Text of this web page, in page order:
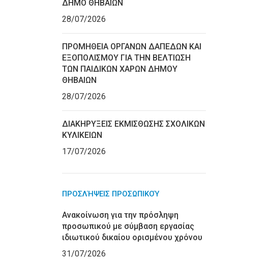
ΔΗΜΟ ΘΗΒΑΙΩΝ
28/07/2026
ΠΡΟΜΗΘΕΙΑ ΟΡΓΑΝΩΝ ΔΑΠΕΔΩΝ ΚΑΙ
ΕΞΟΠΟΛΙΣΜΟΥ ΓΙΑ ΤΗΝ ΒΕΛΤΙΩΣΗ
ΤΩΝ ΠΑΙΔΙΚΩΝ ΧΑΡΩΝ ΔΗΜΟΥ
ΘΗΒΑΙΩΝ
28/07/2026
ΔΙΑΚΗΡΥΞΕΙΣ ΕΚΜΙΣΘΩΣΗΣ ΣΧΟΛΙΚΩΝ
ΚΥΛΙΚΕΙΩΝ
17/07/2026
ΠΡΟΣΛΉΨΕΙΣ ΠΡΟΣΩΠΙΚΟΎ
Ανακοίνωση για την πρόσληψη
προσωπικού με σύμβαση εργασίας
ιδιωτικού δικαίου ορισμένου χρόνου
31/07/2026